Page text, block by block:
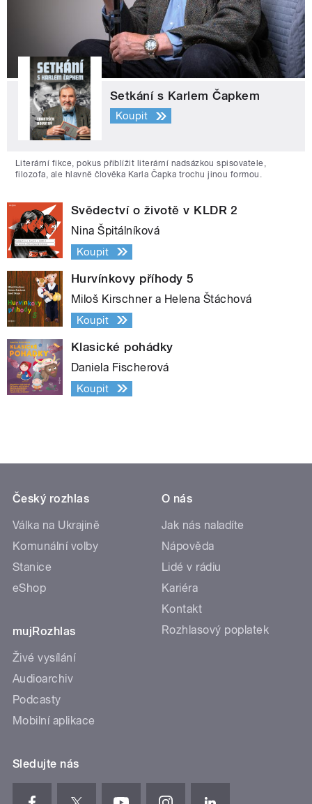
Setkání s Karlem Čapkem
Koupit
Literární fikce, pokus přiblížit literární nadsázkou spisovatele,
filozofa, ale hlavně člověka Karla Čapka trochu jinou formou.
Svědectví o životě v KLDR 2
Nina Špitálníková
Koupit
Hurvínkovy příhody 5
Miloš Kirschner a Helena Štáchová
Koupit
Klasické pohádky
Daniela Fischerová
Koupit
Český rozhlas
Válka na Ukrajině
Komunální volby
Stanice
eShop
mujRozhlas
Živé vysílání
Audioarchiv
Podcasty
Mobilní aplikace
O nás
Jak nás naladíte
Nápověda
Lidé v rádiu
Kariéra
Kontakt
Rozhlasový poplatek
Sledujte nás